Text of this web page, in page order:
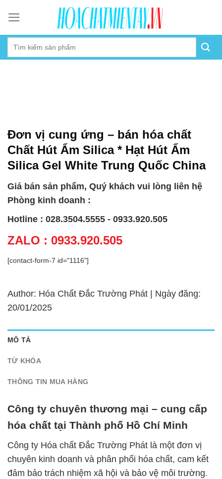
content
Đơn vị cung ứng – bán hóa chất
Chất Hút Ẩm Silica * Hạt Hút Ẩm
Silica Gel White Trung Quốc China
Giá bán sản phẩm, Quý khách vui lòng liên hệ
Phòng kinh doanh :
Hotline : 028.3504.5555 - 0933.920.505
ZALO : 0933.920.505
[contact-form-7 id="1116"]
Author: Hóa Chất Đắc Trường Phát | Ngày đăng:
20/01/2025
MÔ TẢ
TỪ KHÓA
THÔNG TIN MUA HÀNG
Công ty chuyên thương mại – cung cấp
hóa chất tại Thành phố Hồ Chí Minh
Công ty Hóa chất Đắc Trường Phát là một đơn vị
chuyên kinh doanh và phân phối hóa chất, cam kết
đảm bảo trách nhiệm xã hội và bảo vệ môi trường.